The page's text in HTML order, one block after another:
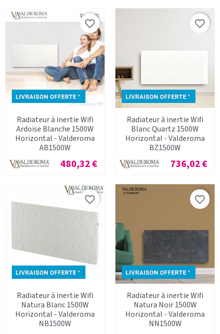
Radiateur à inertie Wifi
Ardoise Blanche 1500W
Horizontal - Valderoma
AB1500W
Prix
480,32 €
favorite_border
Radiateur à inertie Wifi
Blanc Quartz 1500W
Horizontal - Valderoma
BZ1500W
Prix
736,02 €
favorite_border
Radiateur à inertie Wifi
Natura Blanc 1500W
Horizontal - Valderoma
NB1500W
favorite_border
Radiateur à inertie Wifi
Natura Noir 1500W
Horizontal - Valderoma
NN1500W
favorite_border